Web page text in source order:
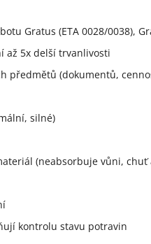
Gratus (ETA 0028/0038),
až 5x delší trvanlivosti
předmětů (dokumentů,
silné)
(neabsorbuje vůni,
kontrolu stavu potravin